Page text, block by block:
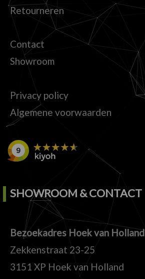
Retourneren
Contact
Showroom
Privacy policy
Algemene voorwaarden
SHOWROOM & CONTACT
Bezoekadres Hoek van Holland
Zekkenstraat 23-25
3151 XP Hoek van Holland